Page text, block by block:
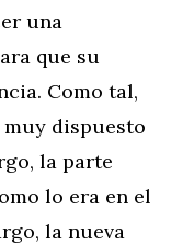
una
que su
Como tal,
muy dispuesto
la parte
lo era en el
la nueva